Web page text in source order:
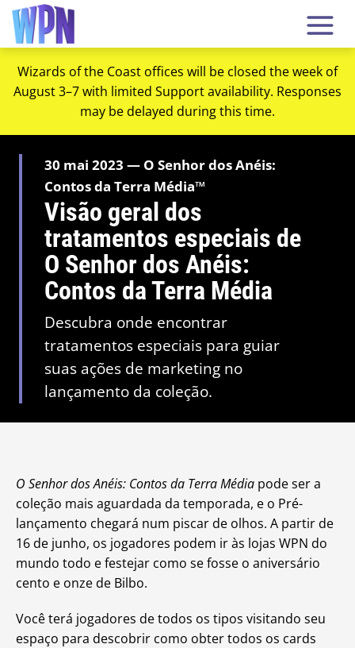
Wizards of the Coast offices will be closed the week of
August 3–7 with limited Support availability. Responses
may be delayed during this time.
30 mai 2023 — O Senhor dos Anéis:
Contos da Terra Média™
Visão geral dos
tratamentos especiais de
O Senhor dos Anéis:
Contos da Terra Média
Descubra onde encontrar
tratamentos especiais para guiar
suas ações de marketing no
lançamento da coleção.
O Senhor dos Anéis: Contos da Terra Média pode ser a
coleção mais aguardada da temporada, e o Pré-
lançamento chegará num piscar de olhos. A partir de
16 de junho, os jogadores podem ir às lojas WPN do
mundo todo e festejar como se fosse o aniversário
cento e onze de Bilbo.
Você terá jogadores de todos os tipos visitando seu
espaço para descobrir como obter todos os cards